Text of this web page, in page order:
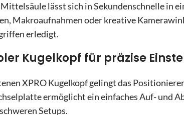
lässt sich in Sekundenschnelle in
Makroaufnahmen oder kreative
erledigt.
Kugelkopf für präzise
XPRO Kugelkopf gelingt das
ermöglicht ein einfaches Auf- und
Setups.